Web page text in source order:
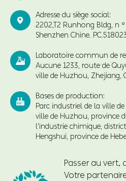

Adresse du siège social:
2202,T2 Runhong Bldg, n
Shenzhen Chine.

Laboratoire commun de
Aucune 1233, route de
ville de Huzhou, Zhejiang,

Bases de production:
Parc industriel de la ville
ville de Huzhou, province
l'industrie chimique,
Hengshui, province de
Passer au vert,
Votre